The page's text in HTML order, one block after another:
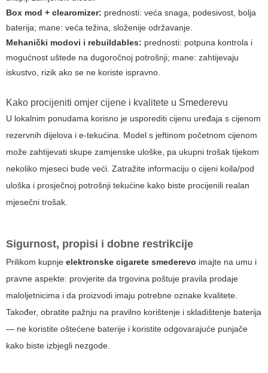
Box mod + clearomizer: prednosti: veća snaga, podesivost, bolja
baterija; mane: veća težina, složenije održavanje.
Mehanički modovi i rebuildables: prednosti: potpuna kontrola i
mogućnost uštede na dugoročnoj potrošnji; mane: zahtijevaju
iskustvo, rizik ako se ne koriste ispravno.
Kako procijeniti omjer cijene i kvalitete u Smederevu
U lokalnim ponudama korisno je usporediti cijenu uređaja s cijenom
rezervnih dijelova i e-tekućina. Model s jeftinom početnom cijenom
može zahtijevati skupe zamjenske uloške, pa ukupni trošak tijekom
nekoliko mjeseci bude veći. Zatražite informaciju o cijeni koila/pod
uloška i prosječnoj potrošnji tekućine kako biste procijenili realan
mjesečni trošak.
Sigurnost, propisi i dobne restrikcije
Prilikom kupnje elektronske cigarete smederevo imajte na umu i
pravne aspekte: provjerite da trgovina poštuje pravila prodaje
maloljetnicima i da proizvodi imaju potrebne oznake kvalitete.
Također, obratite pažnju na pravilno korištenje i skladištenje baterija
— ne koristite oštećene baterije i koristite odgovarajuće punjače
kako biste izbjegli nezgode.